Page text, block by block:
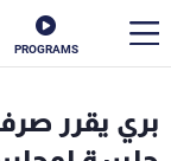
PROGRAMS
بري يقرر
الأخبار